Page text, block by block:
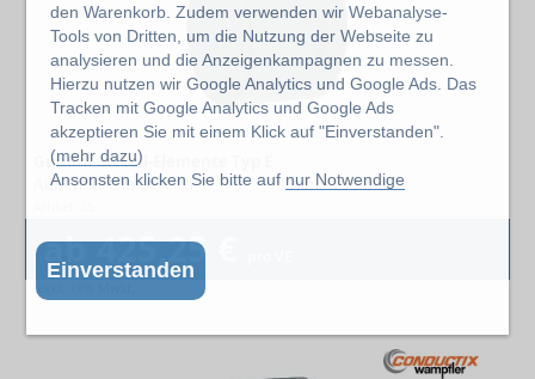
den Warenkorb. Zudem verwenden wir Webanalyse-
Tools von Dritten, um die Nutzung der Webseite zu
analysieren und die Anzeigenkampagnen zu messen.
Hierzu nutzen wir Google Analytics und Google Ads. Das
Tracken mit Google Analytics und Google Ads
akzeptieren Sie mit einem Klick auf "Einverstanden".
(mehr dazu)
Ansonsten klicken Sie bitte auf nur Notwendige
Einverstanden
Gummi-Metall-Elemente Typ E
Außendurchmesser d1 10 mm - 150 mm
ab 425,25 €